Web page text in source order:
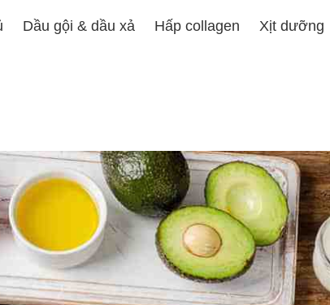
Dầu gội & dầu xả Hấp collagen Xịt dưỡng